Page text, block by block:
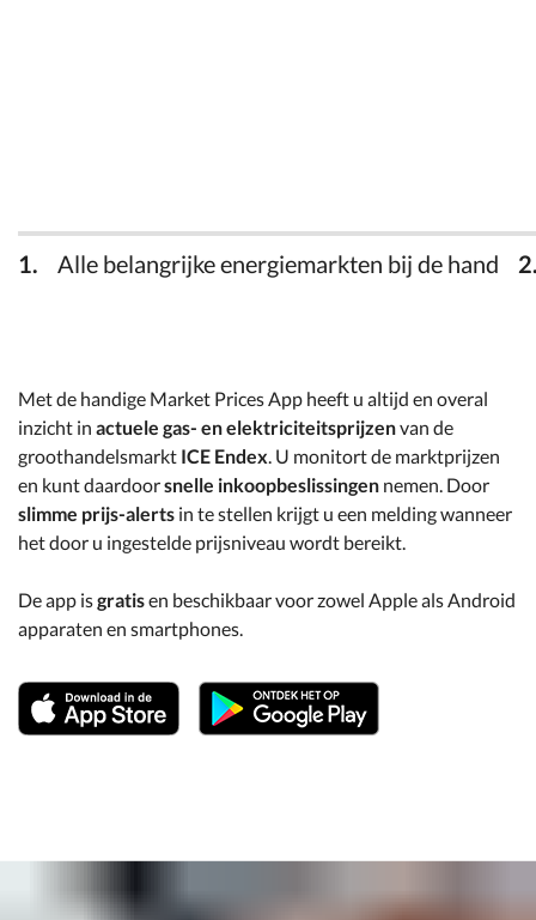
Alle belangrijke energiemarkten bij de hand
Met de handige Market Prices App heeft u altijd en overal
inzicht in actuele gas- en elektriciteitsprijzenvan de
groothandelsmarkt ICE Endex. U monitort de marktprijzen
en kunt daardoorsnelle inkoopbeslissingen nemen. Door
slimme prijs-alerts in te stellen krijgt u een melding wanneer
het door u ingestelde prijsniveau wordt bereikt.
De app isgratisen beschikbaar voor zowel Apple als Android
apparaten en smartphones.